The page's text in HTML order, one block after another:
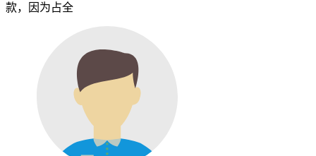
款，因为占全